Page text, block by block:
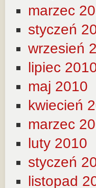
marzec
styczeń
wrzesień
lipiec
maj 2010
kwiecień
marzec
luty 2010
styczeń
listopad